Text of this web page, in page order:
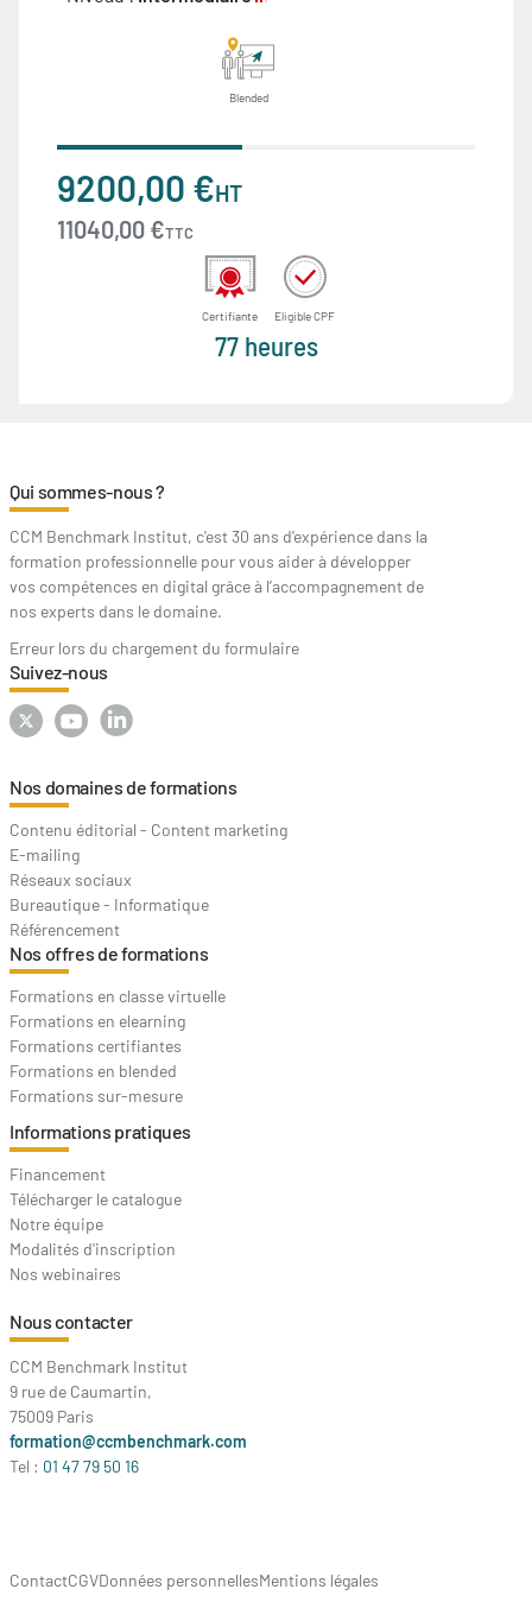
Blended
9200,00 €HT
11040,00 €TTC
Certifiante Eligible CPF
77 heures
Qui sommes-nous ?
CCM Benchmark Institut, c'est 30 ans d'expérience dans la
formation professionnelle pour vous aider à développer
vos compétences en digital grâce à l’accompagnement de
nos experts dans le domaine.
Erreur lors du chargement du formulaire
Suivez-nous
Nos domaines de formations
Contenu éditorial - Content marketing
E-mailing
Réseaux sociaux
Bureautique - Informatique
Référencement
Nos offres de formations
Formations en classe virtuelle
Formations en elearning
Formations certifiantes
Formations en blended
Formations sur-mesure
Informations pratiques
Financement
Télécharger le catalogue
Notre équipe
Modalités d'inscription
Nos webinaires
Nous contacter
CCM Benchmark Institut
9 rue de Caumartin,
75009 Paris
formation@ccmbenchmark.com
Tel : 01 47 79 50 16
ContactCGVDonnées personnellesMentions légales